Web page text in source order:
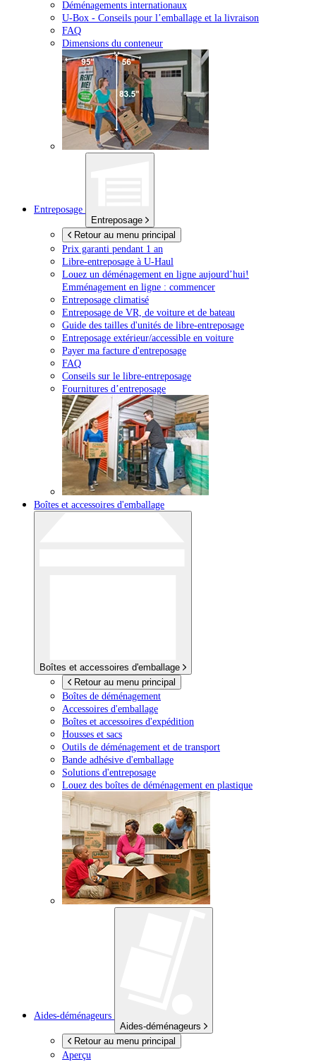
Déménagements internationaux
U-Box - Conseils pour l’emballage et la livraison
FAQ
Dimensions du conteneur
Entreposage
Entreposage
Retour au menu principal
Prix garanti pendant 1 an
Libre-entreposage à U-Haul
Louez un déménagement en ligne aujourd’hui!
Emménagement en ligne : commencer
Entreposage climatisé
Entreposage de VR, de voiture et de bateau
Guide des tailles d'unités de libre-entreposage
Entreposage extérieur/accessible en voiture
Payer ma facture d'entreposage
FAQ
Conseils sur le libre-entreposage
Fournitures d’entreposage
Boîtes et accessoires d'emballage
Boîtes et accessoires d'emballage
Retour au menu principal
Boîtes de déménagement
Accessoires d'emballage
Boîtes et accessoires d'expédition
Housses et sacs
Outils de déménagement et de transport
Bande adhésive d'emballage
Solutions d'entreposage
Louez des boîtes de déménagement en plastique
Aides-déménageurs
Aides-déménageurs
Retour au menu principal
Aperçu